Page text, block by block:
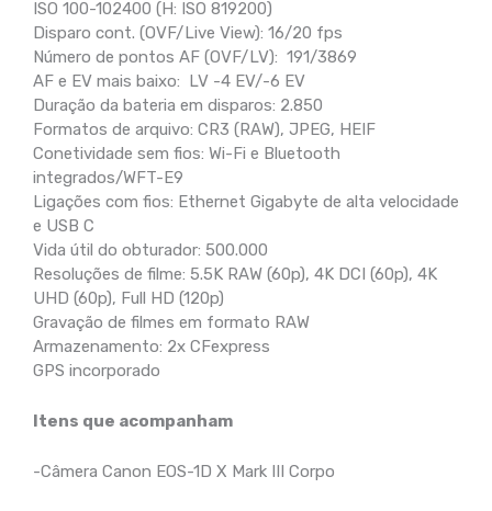
ISO 100-102400 (H: ISO 819200)
Disparo cont. (OVF/Live View): 16/20 fps
Número de pontos AF (OVF/LV): 191/3869
AF e EV mais baixo: LV -4 EV/-6 EV
Duração da bateria em disparos: 2.850
Formatos de arquivo: CR3 (RAW), JPEG, HEIF
Conetividade sem fios: Wi-Fi e Bluetooth
integrados/WFT-E9
Ligações com fios: Ethernet Gigabyte de alta velocidade
e USB C
Vida útil do obturador: 500.000
Resoluções de filme: 5.5K RAW (60p), 4K DCI (60p), 4K
UHD (60p), Full HD (120p)
Gravação de filmes em formato RAW
Armazenamento: 2x CFexpress
GPS incorporado
Itens que acompanham
-Câmera Canon EOS-1D X Mark III Corpo